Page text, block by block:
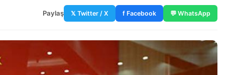
Paylaş 𝕏 Twitter / X f Facebook 💬 WhatsApp